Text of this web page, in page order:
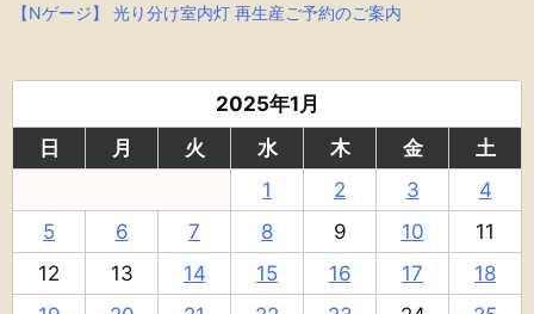
【Nゲージ】 光り分け室内灯 再生産ご予約のご案内
2025年1月
日
月 火 水 木 金
土
1
2 3
4
5
6 7 8 9 10
11
12
13 14 15 16 17
18